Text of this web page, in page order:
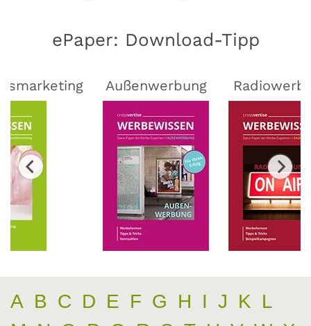
ePaper: Download-Tipp
Außenwerbung
A B C D E F G H I J K L